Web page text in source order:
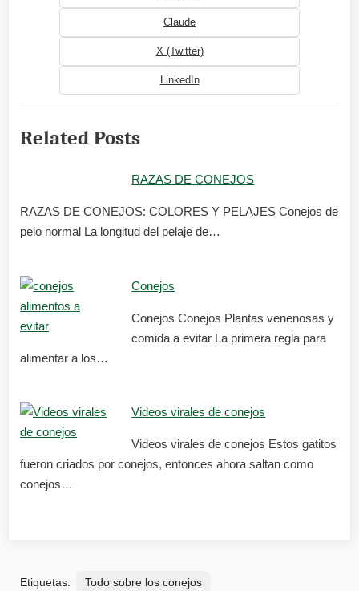
Claude
X (Twitter)
LinkedIn
Related Posts
RAZAS DE CONEJOS
RAZAS DE CONEJOS: COLORES Y PELAJES Conejos de
pelo normal La longitud del pelaje de…
Conejos
Conejos Conejos Plantas venenosas y
comida a evitar La primera regla para
alimentar a los…
Videos virales de conejos
Videos virales de conejos Estos gatitos
fueron criados por conejos, entonces ahora saltan como
conejos…
Etiquetas: Todo sobre los conejos